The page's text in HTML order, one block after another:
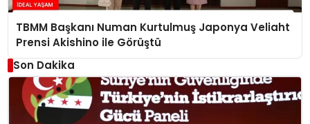
TBMM Başkanı Numan Kurtulmuş Japonya Veliaht
Prensi Akishino ile Görüştü
Son Dakika